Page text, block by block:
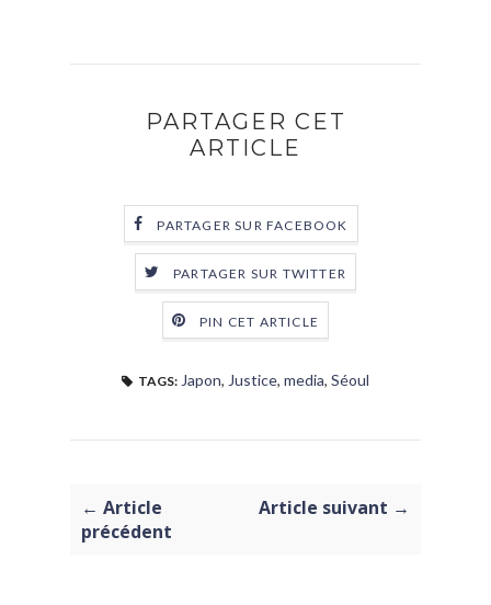
PARTAGER CET
ARTICLE
PARTAGER SUR FACEBOOK
PARTAGER SUR TWITTER
PIN CET ARTICLE
TAGS: Japon, Justice, media, Séoul
← Article
précédent
Article suivant →